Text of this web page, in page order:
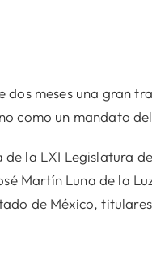
meses una gran
como un mandato
de la LXI Legislatura
Martín Luna de la
de México,